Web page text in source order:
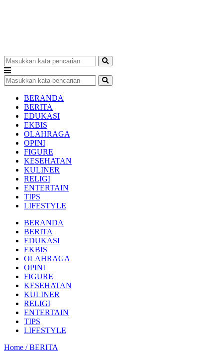
BERANDA
BERITA
EDUKASI
EKBIS
OLAHRAGA
OPINI
FIGURE
KESEHATAN
KULINER
RELIGI
ENTERTAIN
TIPS
LIFESTYLE
BERANDA
BERITA
EDUKASI
EKBIS
OLAHRAGA
OPINI
FIGURE
KESEHATAN
KULINER
RELIGI
ENTERTAIN
TIPS
LIFESTYLE
Home /BERITA